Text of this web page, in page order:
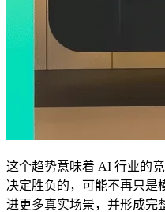
这个趋势意味着 AI 行业的
决定胜负的，可能不再只是
进更多真实场景，并形成完